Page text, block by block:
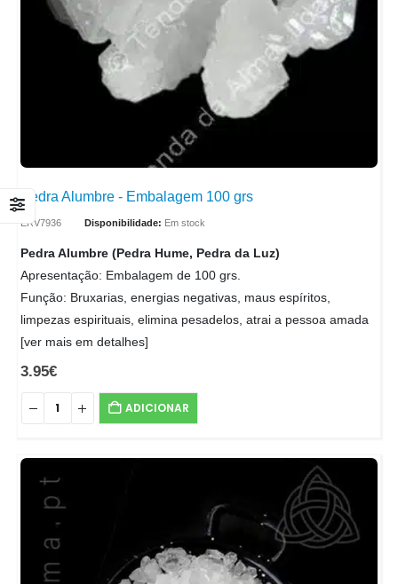
Pedra Alumbre - Embalagem 100 grs
ERV7936 Disponibilidade: Em stock
Pedra Alumbre (Pedra Hume, Pedra da Luz)
Apresentação: Embalagem de 100 grs.
Função: Bruxarias, energias negativas, maus espíritos,
limpezas espirituais, elimina pesadelos, atrai a pessoa amada
[ver mais em detalhes]
3.95€
ADICIONAR